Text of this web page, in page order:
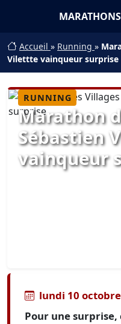
Accueil » Running »
Vilettte vainqueur surprise
RUNNING
Marathon
Sébastien
vainqueur
lundi 10 octobre
Pour une surprise,